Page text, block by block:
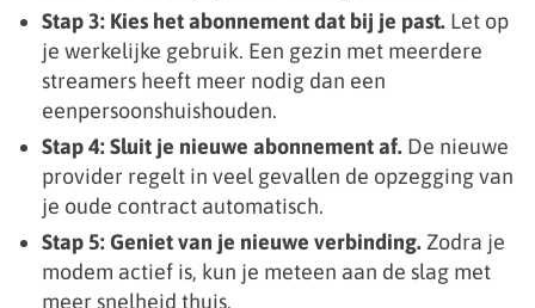
Stap 3: Kies het abonnement dat bij je past. Let op
je werkelijke gebruik. Een gezin met meerdere
streamers heeft meer nodig dan een
eenpersoonshuishouden.
Stap 4: Sluit je nieuwe abonnement af. De nieuwe
provider regelt in veel gevallen de opzegging van
je oude contract automatisch.
Stap 5: Geniet van je nieuwe verbinding.Zodra je
modem actief is, kun je meteen aan de slag met
meer snelheid thuis.